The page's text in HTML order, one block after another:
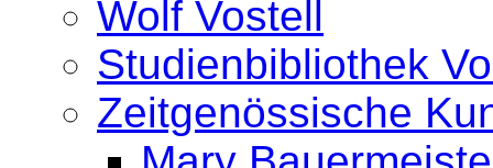
Wolf Vostell
Studienbibliothek
Zeitgenössische